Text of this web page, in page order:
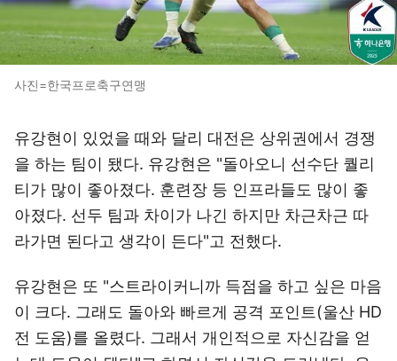
사진=한국프로축구연맹
유강현이 있었을 때와 달리 대전은 상위권에서 경쟁
을 하는 팀이 됐다. 유강현은 "돌아오니 선수단 퀄리
티가 많이 좋아졌다. 훈련장 등 인프라들도 많이 좋
아졌다. 선두 팀과 차이가 나긴 하지만 차근차근 따
라가면 된다고 생각이 든다"고 전했다.
유강현은 또 "스트라이커니까 득점을 하고 싶은 마음
이 크다. 그래도 돌아와 빠르게 공격 포인트(울산 HD
전 도움)를 올렸다. 그래서 개인적으로 자신감을 얻